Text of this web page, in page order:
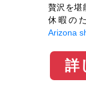
贅沢を堪
休暇の
Arizona
詳